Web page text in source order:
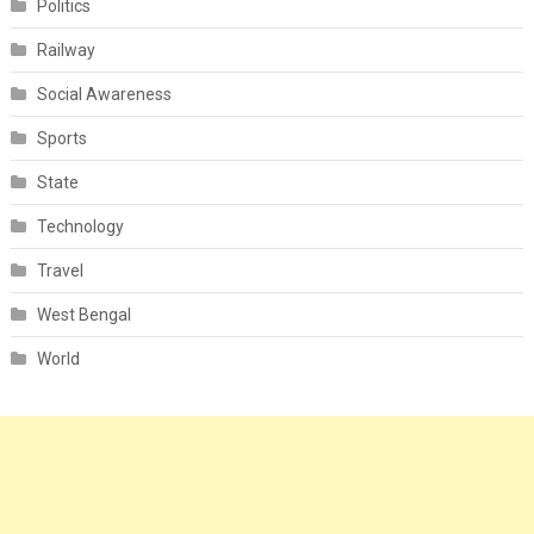
Politics
Railway
Social Awareness
Sports
State
Technology
Travel
West Bengal
World